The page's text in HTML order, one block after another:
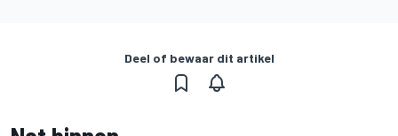
Deel of bewaar dit artikel